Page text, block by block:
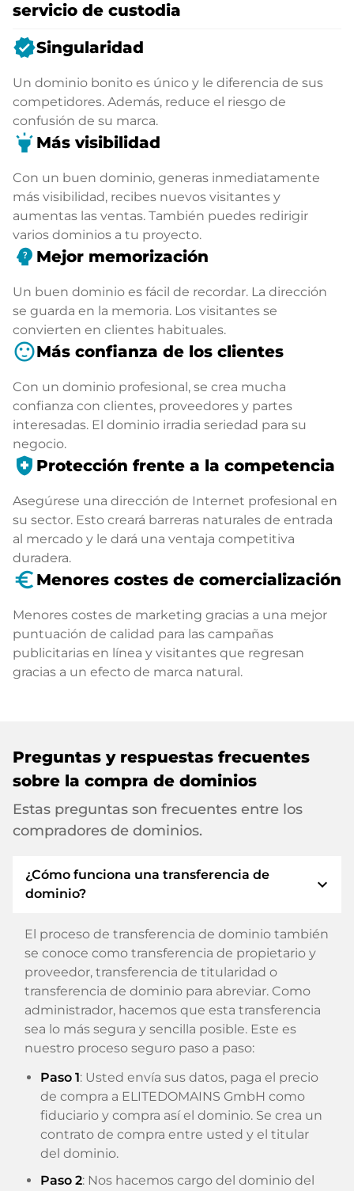
servicio de custodia
verifiedSingularidad
Un dominio bonito es único y le diferencia de sus
competidores. Además, reduce el riesgo de
confusión de su marca.
highlight Más visibilidad
Con un buen dominio, generas inmediatamente
más visibilidad, recibes nuevos visitantes y
aumentas las ventas. También puedes redirigir
varios dominios a tu proyecto.
psychology_alt Mejor memorización
Un buen dominio es fácil de recordar. La dirección
se guarda en la memoria. Los visitantes se
convierten en clientes habituales.
sentiment_satisfiedMás confianza de los clientes
Con un dominio profesional, se crea mucha
confianza con clientes, proveedores y partes
interesadas. El dominio irradia seriedad para su
negocio.
health_and_safety Protección frente a la competencia
Asegúrese una dirección de Internet profesional en
su sector. Esto creará barreras naturales de entrada
al mercado y le dará una ventaja competitiva
duradera.
euro_symbol Menores costes de comercialización
Menores costes de marketing gracias a una mejor
puntuación de calidad para las campañas
publicitarias en línea y visitantes que regresan
gracias a un efecto de marca natural.
Preguntas y respuestas frecuentes
sobre la compra de dominios
Estas preguntas son frecuentes entre los
compradores de dominios.
¿Cómo funciona una transferencia de
dominio?
expand_more
El proceso de transferencia de dominio también
se conoce como transferencia de propietario y
proveedor, transferencia de titularidad o
transferencia de dominio para abreviar. Como
administrador, hacemos que esta transferencia
sea lo más segura y sencilla posible. Este es
nuestro proceso seguro paso a paso:
Paso 1: Usted envía sus datos, paga el precio
de compra a ELITEDOMAINS GmbH como
fiduciario y compra así el dominio. Se crea un
contrato de compra entre usted y el titular
del dominio.
Paso 2: Nos hacemos cargo del dominio del